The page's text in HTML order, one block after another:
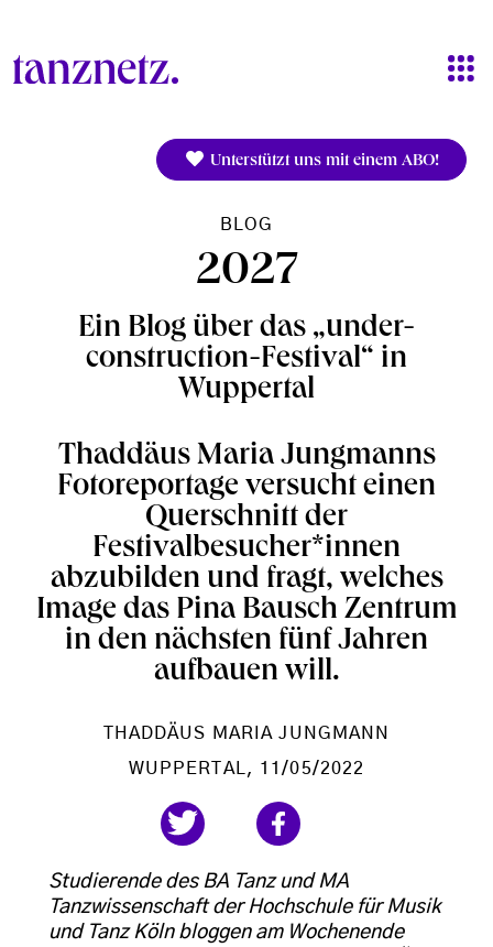
Unterstützt uns mit einem ABO!
BLOG
2027
Ein Blog über das „under-
construction-Festival“ in
Wuppertal
Thaddäus Maria Jungmanns
Fotoreportage versucht einen
Querschnitt der
Festivalbesucher*innen
abzubilden und fragt, welches
Image das Pina Bausch Zentrum
in den nächsten fünf Jahren
aufbauen will.
THADDÄUS MARIA JUNGMANN
WUPPERTAL
, 11/05/2022
Studierende des BA Tanz und MA
Tanzwissenschaft der Hochschule für Musik
und Tanz Köln bloggen am Wochenende